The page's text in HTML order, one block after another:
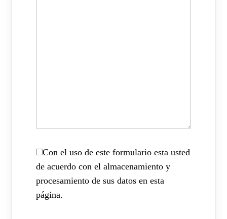
Con el uso de este formulario esta usted
de acuerdo con el almacenamiento y
procesamiento de sus datos en esta
página.